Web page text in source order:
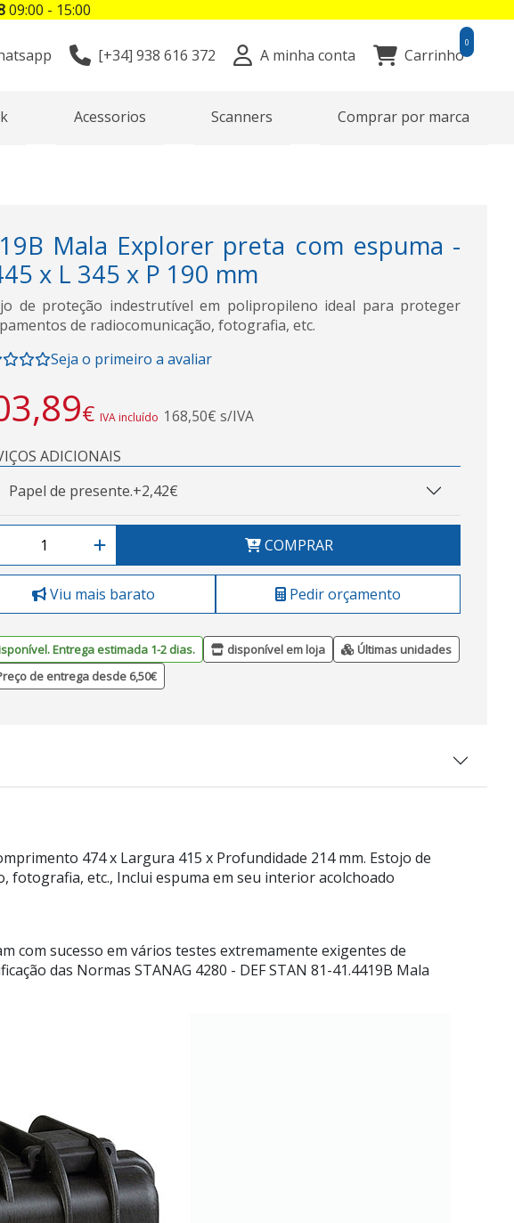
[+34] 938 616 372 A minha conta Carrinho
0
Acessorios Scanners Comprar por marca
Mala Explorer preta com espuma -
x L 345 x P 190 mm
de proteção indestrutível em polipropileno ideal para proteger
de radiocomunicação, fotografia, etc.
Seja o primeiro a avaliar
€ IVA incluído 168,50€ s/IVA
ADICIONAIS
Papel de presente.+2,42€
COMPRAR
Viu mais barato Pedir orçamento
Entrega estimada 1-2 dias. disponível em loja
Últimas unidades
de entrega desde 6,50€
474 x Largura 415 x Profundidade 214 mm. Estojo de
etc., Inclui espuma em seu interior acolchoado
com sucesso em vários testes extremamente exigentes de
das Normas STANAG 4280 - DEF STAN 81-41.4419B Mala
09:00 - 15:00